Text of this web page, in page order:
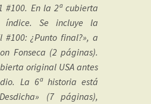
#100. En la 2ª cubierta
índice. Se incluye la
#100: ¿Punto final?», a
Fonseca (2 páginas).
original USA antes
La 6ª historia está
(7 páginas),